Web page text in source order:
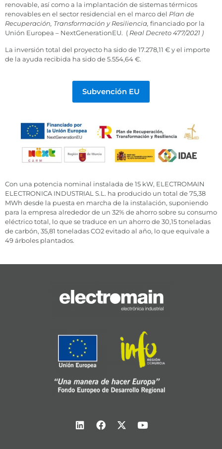
renovable, así como a la implantación de sistemas térmicos
renovables en el sector residencial en el marco del Plan de
Recuperación, Transformación y Resiliencia, financiado por la
Unión Europea – NextGenerationEU. ( Real Decreto 477/2021 )
La inversión total del proyecto ha sido de 17.278,11 € y el importe
de la ayuda recibida ha sido de 5.554,64 €.
Subvención EU
Con una potencia nominal instalada de 15 kW, ELECTROMAIN
ELECTRONICA INDUSTRIAL S.L. ha producido un total de 75,38
MWh desde la puesta en marcha de la instalación, suponiendo
para la empresa alrededor de un 32% de ahorro sobre su consumo
eléctrico total, lo que se traduce en un ahorro de 30,15 toneladas
de carbón, 35,81 toneladas CO2 evitado al año, lo que equivale a
49 árboles plantados.